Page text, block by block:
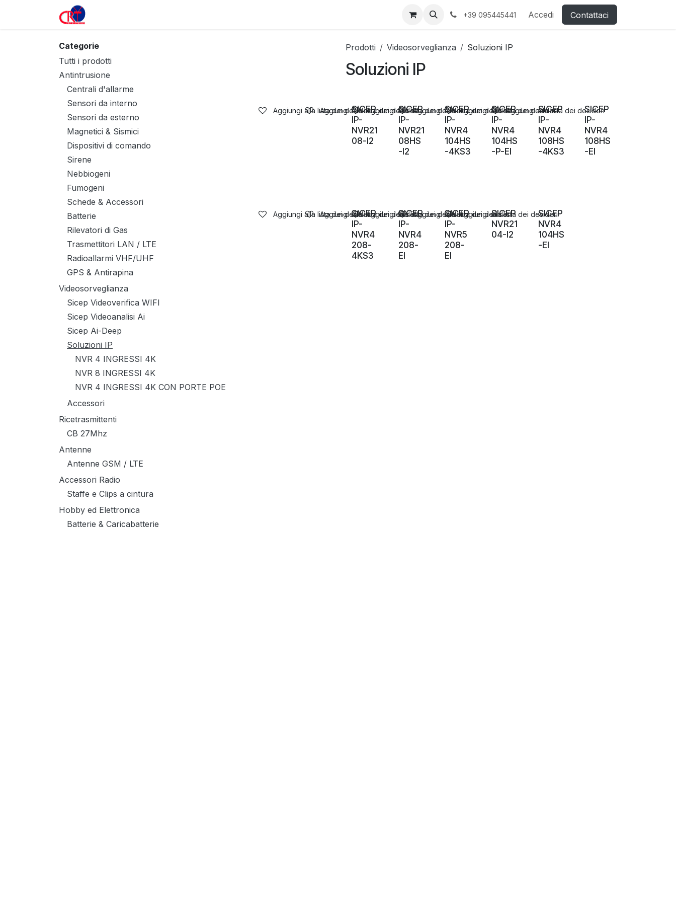
Passa al contenuto
+39 095445441 Accedi Contattaci
Categorie
Tutti i prodotti
Antintrusione
Centrali d'allarme
Sensori da interno
Sensori da esterno
Magnetici & Sismici
Dispositivi di comando
Sirene
Nebbiogeni
Fumogeni
Schede & Accessori
Batterie
Rilevatori di Gas
Trasmettitori LAN / LTE
Radioallarmi VHF/UHF
GPS & Antirapina
Videosorveglianza
Sicep Videoverifica WIFI
Sicep Videoanalisi Ai
Sicep Ai-Deep
Soluzioni IP
NVR 4 INGRESSI 4K
NVR 8 INGRESSI 4K
NVR 4 INGRESSI 4K CON PORTE POE
Accessori
Ricetrasmittenti
CB 27Mhz
Antenne
Antenne GSM / LTE
Accessori Radio
Staffe e Clips a cintura
Hobby ed Elettronica
Batterie & Caricabatterie
Prodotti Videosorveglianza Soluzioni IP
Soluzioni IP
SICEP
IP-
NVR21
08-I2
Aggiungi alla lista dei desideri
SICEP
IP-
NVR21
08HS
-I2
Aggiungi alla lista dei desideri
SICEP
IP-
NVR4
104HS
-4KS3
Aggiungi alla lista dei desideri
SICEP
IP-
NVR4
104HS
-P-EI
Aggiungi alla lista dei desideri
SICEP
IP-
NVR4
108HS
-4KS3
Aggiungi alla lista dei desideri
SICEP
IP-
NVR4
108HS
-EI
Aggiungi alla lista dei desideri
SICEP
IP-
NVR4
208-
4KS3
Aggiungi alla lista dei desideri
SICEP
IP-
NVR4
208-
EI
Aggiungi alla lista dei desideri
SICEP
IP-
NVR5
208-
EI
Aggiungi alla lista dei desideri
SICEP
NVR21
04-I2
Aggiungi alla lista dei desideri
SICEP
NVR4
104HS
-EI
Aggiungi alla lista dei desideri